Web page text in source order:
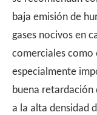
baja emisión de
gases nocivos en
comerciales como
especialmente
buena retardación
a la alta densidad